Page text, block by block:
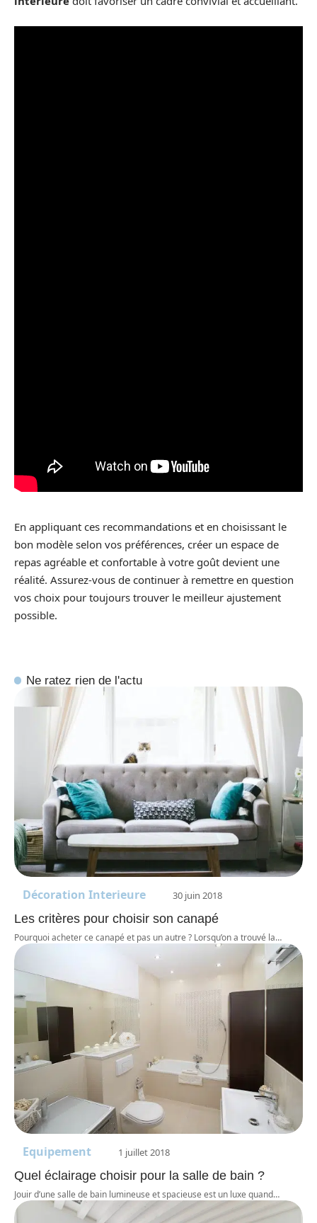
En appliquant ces recommandations et en choisissant le
bon modèle selon vos préférences, créer un espace de
repas agréable et confortable à votre goût devient une
réalité. Assurez-vous de continuer à remettre en question
vos choix pour toujours trouver le meilleur ajustement
possible.
Ne ratez rien de l'actu
Décoration Interieure 30 juin 2018
Les critères pour choisir son canapé
Pourquoi acheter ce canapé et pas un autre ? Lorsqu’on a trouvé la…
Equipement 1 juillet 2018
Quel éclairage choisir pour la salle de bain ?
Jouir d’une salle de bain lumineuse et spacieuse est un luxe quand…